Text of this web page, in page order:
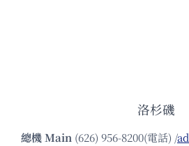
洛杉磯
總機Main (626) 956-8200(電話) /